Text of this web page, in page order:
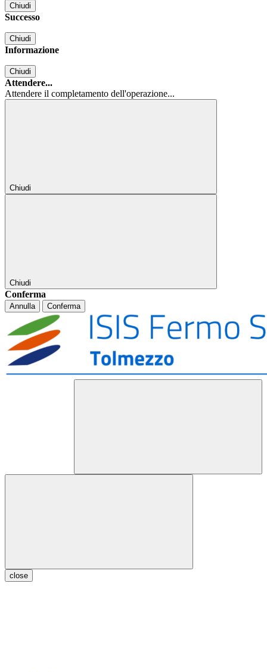
Chiudi
Successo
Chiudi
Informazione
Chiudi
Attendere...
Attendere il completamento dell'operazione...
Chiudi
Chiudi
Conferma
Annulla Conferma
close